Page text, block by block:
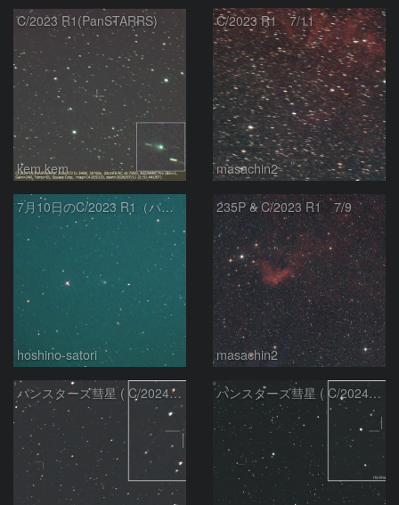
C/2023 R1(PanSTARRS)
kem.kem
C/2023 R1 7/11
masachin2
7月10日のC/2023 R1（パンスターズ彗星）
hoshino-satori
235P & C/2023 R1 7/9
masachin2
パンスターズ彗星 ( C/2024R4 )：2026/06/28 パンスターズ彗星 ( C/2024G4 )の予報位置：2026/06/23